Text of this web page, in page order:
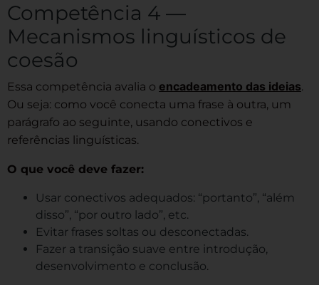
Competência 4 —
Mecanismos linguísticos de
coesão
Essa competência avalia o encadeamento das ideias.
Ou seja: como você conecta uma frase à outra, um
parágrafo ao seguinte, usando conectivos e
referências linguísticas.
O que você deve fazer:
Usar conectivos adequados: “portanto”, “além
disso”, “por outro lado”, etc.
Evitar frases soltas ou desconectadas.
Fazer a transição suave entre introdução,
desenvolvimento e conclusão.